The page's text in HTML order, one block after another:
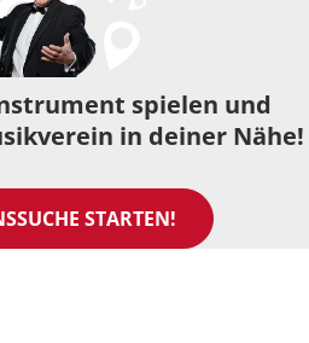
spielen und
in deiner Nähe!
STARTEN!